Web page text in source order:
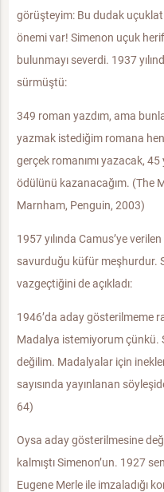
görüşteyim: Bu dudak
önemi var! Simenon uçuk
bulunmayı severdi. 1937
sürmüştü:
349 roman yazdım, ama
yazmak istediğim romana
gerçek romanımı yazacak, 45
ödülünü kazanacağım. (The
Marnham, Penguin, 2003)
1957 yılında Camus’ye
savurduğu küfür meşhurdur.
vazgeçtiğini de açıkladı:
1946’da aday gösterilmeme
Madalya istemiyorum çünkü.
değilim. Madalyalar için
sayısında yayınlanan
64)
Oysa aday gösterilmesine
kalmıştı Simenon’un. 1927
Eugene Merle ile imzaladığı